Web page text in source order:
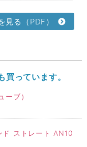
見る（PDF）
買っています。
ーブ）
ド ストレート AN10